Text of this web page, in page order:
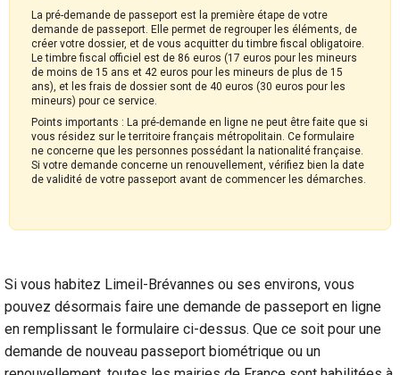
La pré-demande de passeport est la première étape de votre
demande de passeport. Elle permet de regrouper les éléments, de
créer votre dossier, et de vous acquitter du timbre fiscal obligatoire.
Le timbre fiscal officiel est de 86 euros (17 euros pour les mineurs
de moins de 15 ans et 42 euros pour les mineurs de plus de 15
ans), et les frais de dossier sont de 40 euros (30 euros pour les
mineurs) pour ce service.
Points importants : La pré-demande en ligne ne peut être faite que si
vous résidez sur le territoire français métropolitain. Ce formulaire
ne concerne que les personnes possédant la nationalité française.
Si votre demande concerne un renouvellement, vérifiez bien la date
de validité de votre passeport avant de commencer les démarches.
Si vous habitez Limeil-Brévannes ou ses environs, vous
pouvez désormais faire une demande de passeport en ligne
en remplissant le formulaire ci-dessus. Que ce soit pour une
demande de nouveau passeport biométrique ou un